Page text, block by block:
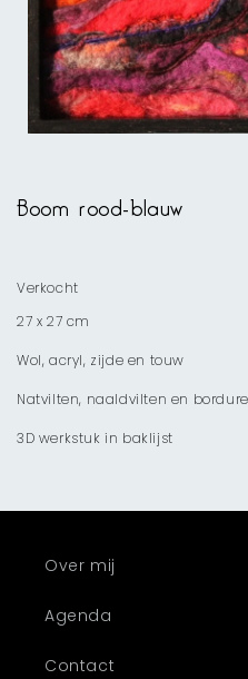
modaal
Boom rood-blauw
Verkocht
27 x 27 cm
Wol, acryl, zijde en touw
Natvilten, naaldvilten en
3D werkstuk in baklijst
Over mij
Agenda
Contact